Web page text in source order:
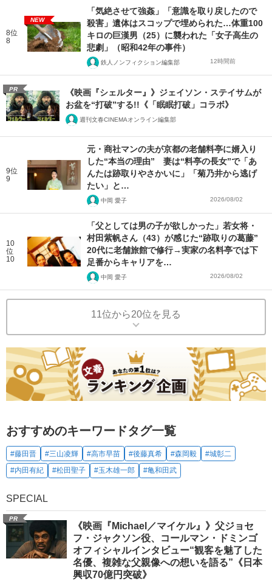
8位
8
NEW
「気絶させて強姦」「意識を取り戻したので
殺害」遺体はスコップで埋められた…体重100
キロの巨漢男（25）に襲われた「女子高生の
悲劇」（昭和42年の事件）
鉄人ノンフィクション編集部 12時間前
PR
《映画『シェルター』》ジェイソン・ステイサムが
お盆を“打破”する!!《「眠眠打破」コラボ》
週刊文春CINEMAオンライン編集部
9位
9
元・商社マンの夫が京都の老舗料亭に婿入り
した“本当の理由” 妻は“料亭の長女”で「あ
んたは跡取りやさかいに」「菊乃井から逃げ
たい」と…
中岡 愛子 2026/08/02
10
位
10
「父としては男の子が欲しかった」若女将・
村田紫帆さん（43）が感じた“跡取りの葛藤”
20代に老舗旅館で修行→実家の名料亭では下
足番からキャリアを…
中岡 愛子 2026/08/02
11位から20位を見る
おすすめのキーワードタグ一覧
#藤田晋 #三山凌輝 #高市早苗 #後藤真希 #森岡毅
#城彰二
#内田有紀
#松田聖子 #玉木雄一郎 #亀和田武
SPECIAL
PR
《映画『Michael／マイケル』》父ジョセ
フ・ジャクソン役、コールマン・ドミンゴ
オフィシャルインタビュー“観客を魅了した
名優、複雑な父親像への想いを語る”《日本
興収70億円突破》